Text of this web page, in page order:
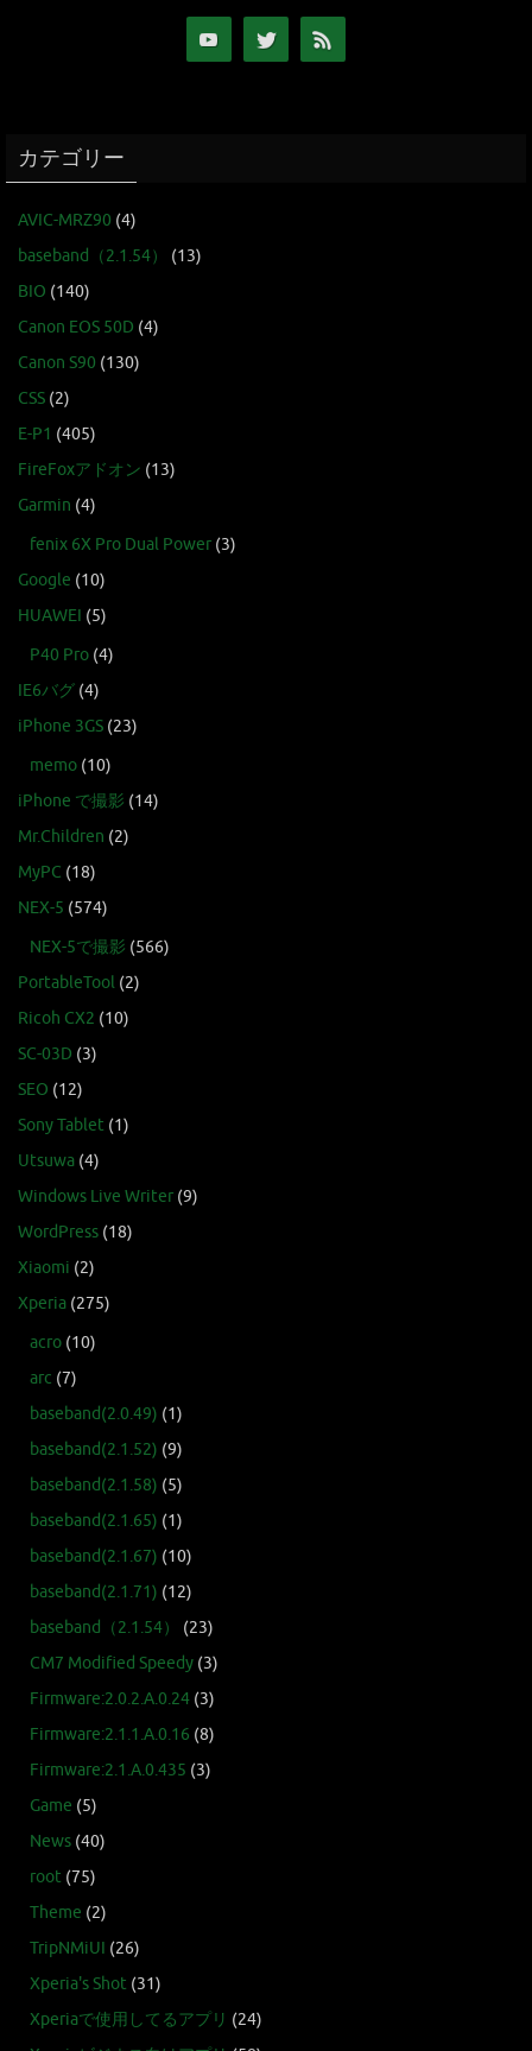
カテゴリー
AVIC-MRZ90 (4)
baseband（2.1.54）
(13)
BIO (140)
Canon EOS 50D (4)
Canon S90 (130)
CSS (2)
E-P1 (405)
FireFoxアドオン (13)
Garmin (4)
fenix 6X Pro Dual Power (3)
Google (10)
HUAWEI (5)
P40 Pro (4)
IE6バグ (4)
iPhone 3GS (23)
memo (10)
iPhone で撮影 (14)
Mr.Children (2)
MyPC (18)
NEX-5 (574)
NEX-5で撮影 (566)
PortableTool (2)
Ricoh CX2 (10)
SC-03D (3)
SEO (12)
Sony Tablet (1)
Utsuwa (4)
Windows Live Writer (9)
WordPress (18)
Xiaomi (2)
Xperia (275)
acro (10)
arc (7)
baseband(2.0.49) (1)
baseband(2.1.52) (9)
baseband(2.1.58) (5)
baseband(2.1.65) (1)
baseband(2.1.67) (10)
baseband(2.1.71) (12)
baseband（2.1.54）
(23)
CM7 Modified Speedy (3)
Firmware:2.0.2.A.0.24 (3)
Firmware:2.1.1.A.0.16 (8)
Firmware:2.1.A.0.435 (3)
Game (5)
News (40)
root (75)
Theme (2)
TripNMiUI (26)
Xperia's Shot (31)
Xperiaで使用してるアプリ (24)